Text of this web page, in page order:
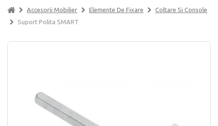
Accesorii Mobilier Elemente De Fixare
Coltare Si Console
Suport Polita SMART